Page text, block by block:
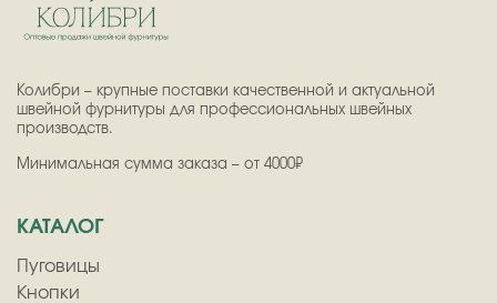
Колибри – крупные поставки качественной и актуальной
швейной фурнитуры для профессиональных швейных
производств.
Минимальная сумма заказа – от 4000₽
КАТАЛОГ
Пуговицы
Кнопки